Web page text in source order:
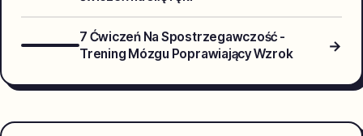
7 Ćwiczeń Na Spostrzegawczość -
Trening Mózgu Poprawiający Wzrok
→